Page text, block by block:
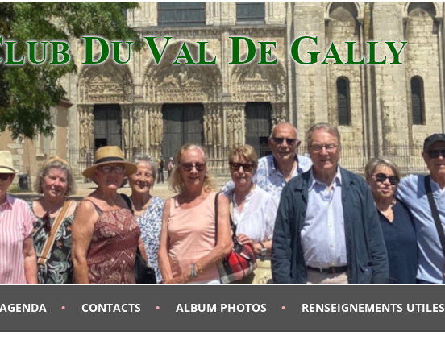
AGENDA CONTACTS ALBUM PHOTOS RENSEIGNEMENTS UTILES